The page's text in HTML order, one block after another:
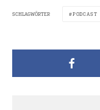
SCHLAGWÖRTER PODCAST